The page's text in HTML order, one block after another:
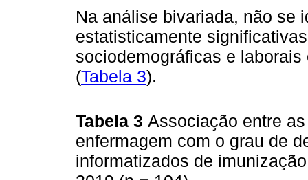
Na análise bivariada, não se
estatisticamente
sociodemográficas e
(Tabela 3).
Tabela 3 Associação entre
enfermagem com o grau de
informatizados de